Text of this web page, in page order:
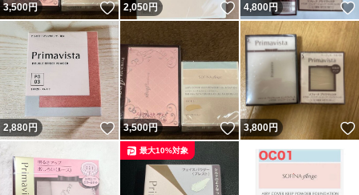
3,500円 いいね！
2,050円 いいね！
4,800円
2,880円 いいね！
3,500円 いいね！
3,800円
最大10%対象